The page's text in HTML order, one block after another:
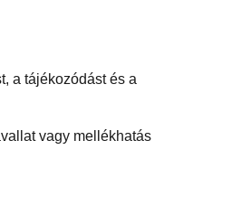
a tájékozódást és a
vagy mellékhatás